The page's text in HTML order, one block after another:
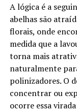
A lógica é a
abelhas são
florais, onde
medida que a
torna mais
naturalmente
polinizadores. O
concentrar ou
ocorre essa